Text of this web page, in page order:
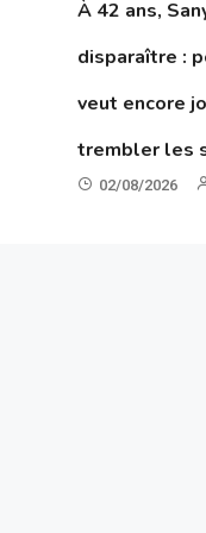
À 42 ans,
disparaître :
veut encore
trembler les
02/08/2026